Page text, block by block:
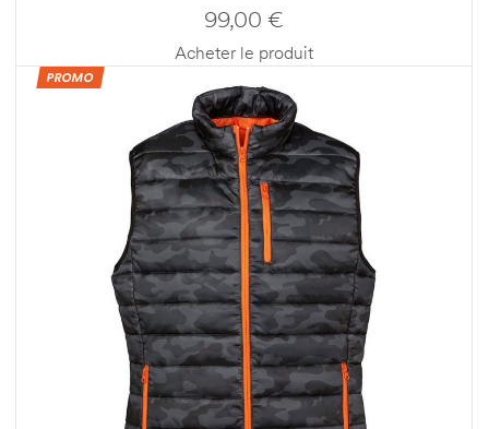
99,00 €
Acheter le produit
PROMO